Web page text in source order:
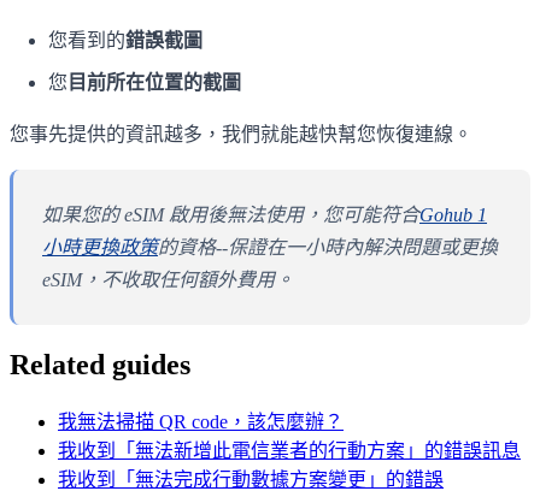
您看到的錯誤截圖
您 目前所在位置的截圖
您事先提供的資訊越多，我們就能越快幫您恢復連線。
如果您的 eSIM 啟用後無法使用，您可能符合Gohub 1
小時更換政策的資格--保證在一小時內解決問題或更換
eSIM，不收取任何額外費用。
Related guides
我無法掃描 QR code，該怎麼辦？
我收到「無法新增此電信業者的行動方案」的錯誤訊息
我收到「無法完成行動數據方案變更」的錯誤